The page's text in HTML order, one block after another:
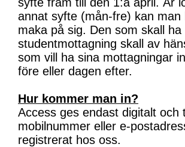
annat syfte (mån-fre) kan
maka på sig. Den som skall ha
studentmottagning skall av
som vill ha sina mottagningar
före eller dagen efter.
Hur kommer man in?
Access ges endast digitalt och
mobilnummer eller e-
registrerat hos oss.